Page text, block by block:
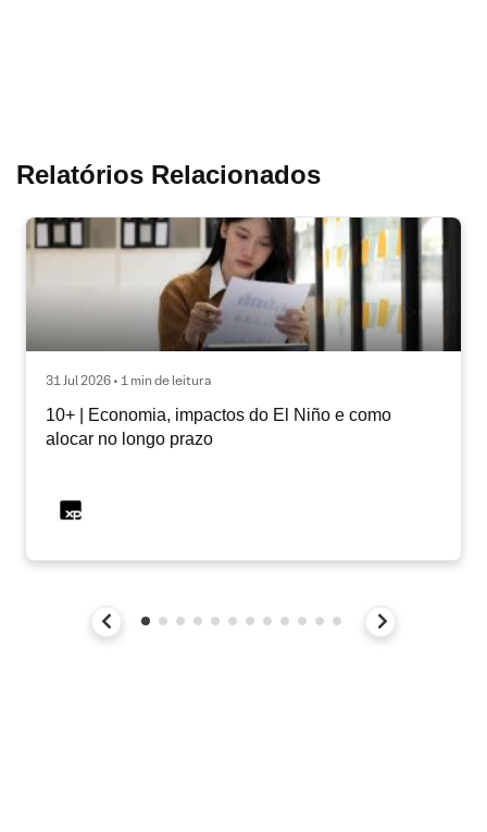
Relatórios Relacionados
31 Jul 2026 • 1 min de leitura
10+ | Economia, impactos do El Niño e como
alocar no longo prazo